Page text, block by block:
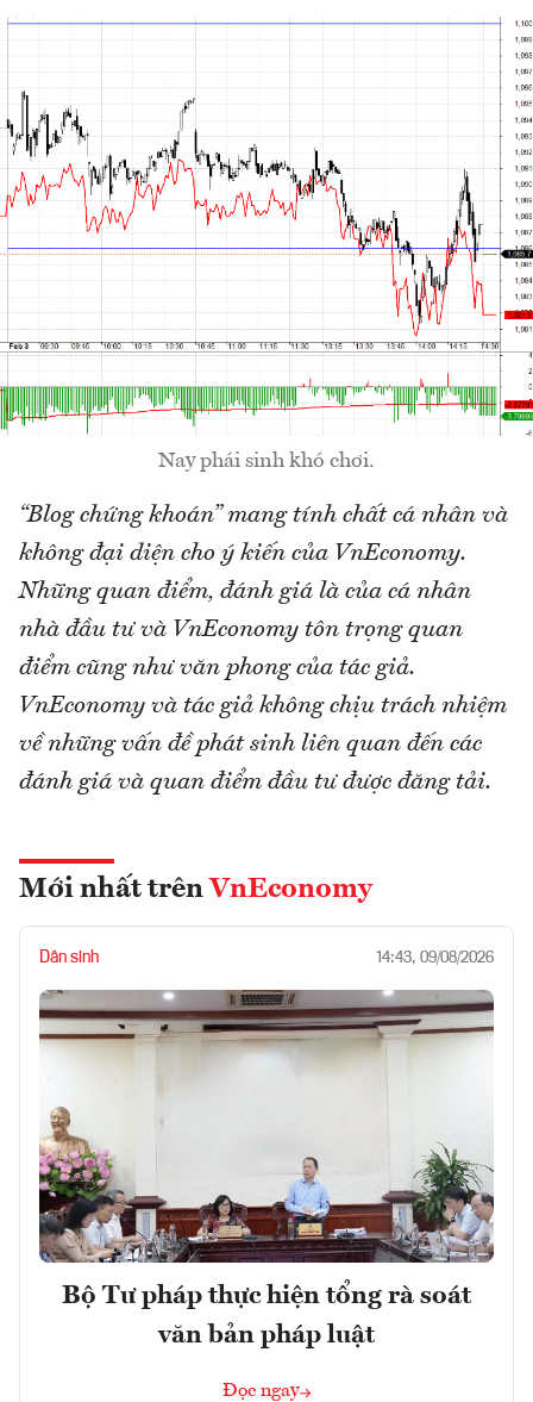
Nay phái sinh khó chơi.
“Blog chứng khoán” mang tính chất cá nhân và
không đại diện cho ý kiến của VnEconomy.
Những quan điểm, đánh giá là của cá nhân
nhà đầu tư và VnEconomy tôn trọng quan
điểm cũng như văn phong của tác giả.
VnEconomy và tác giả không chịu trách nhiệm
về những vấn đề phát sinh liên quan đến các
đánh giá và quan điểm đầu tư được đăng tải.
Mới nhất trên VnEconomy
Dân sinh 14:43, 09/08/2026
Bộ Tư pháp thực hiện tổng rà soát
văn bản pháp luật
Đọc ngay